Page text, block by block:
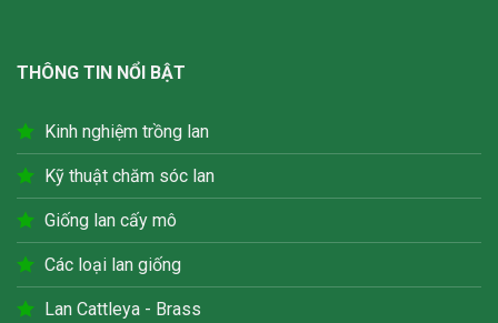
THÔNG TIN NỔI BẬT
Kinh nghiệm trồng lan
Kỹ thuật chăm sóc lan
Giống lan cấy mô
Các loại lan giống
Lan Cattleya - Brass